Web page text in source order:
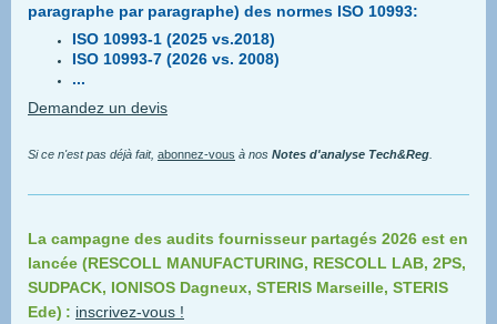
paragraphe par paragraphe) des normes ISO 10993:
ISO 10993-1 (2025 vs.2018)
ISO 10993-7 (2026 vs. 2008)
...
Demandez un devis
Si ce n'est pas déjà fait, abonnez-vous à nos Notes d'analyse Tech&Reg
La campagne des audits fournisseur partagés 2026 est en
lancée (RESCOLL MANUFACTURING, RESCOLL LAB, 2PS,
SUDPACK, IONISOS Dagneux, STERIS Marseille, STERIS
Ede) : inscrivez-vous !